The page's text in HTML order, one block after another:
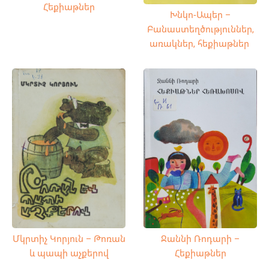
Հեքիաթներ
Խնկո-Ապեր –
Բանաստեղծություններ,
առակներ, հեքիաթներ
Մկրտիչ Կորյուն – Թոռան
և պապի աչքերով
Ջաննի Ռոդարի –
Հեքիաթներ